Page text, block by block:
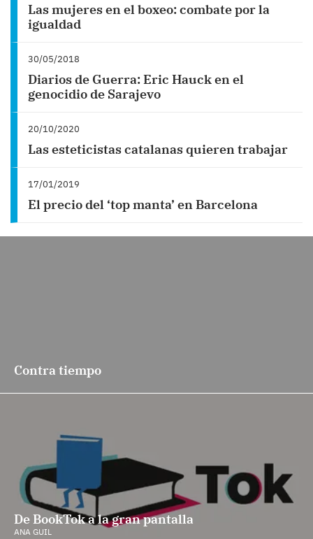
Las mujeres en el boxeo: combate por la
igualdad
30/05/2018
Diarios de Guerra: Eric Hauck en el
genocidio de Sarajevo
20/10/2020
Las esteticistas catalanas quieren trabajar
17/01/2019
El precio del ‘top manta’ en Barcelona
Contra tiempo
De BookTok a la gran pantalla
ANA GUIL